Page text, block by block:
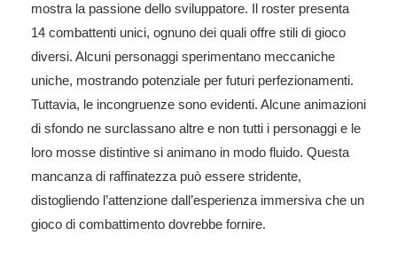
mostra la passione dello sviluppatore. Il roster presenta
14 combattenti unici, ognuno dei quali offre stili di gioco
diversi. Alcuni personaggi sperimentano meccaniche
uniche, mostrando potenziale per futuri perfezionamenti.
Tuttavia, le incongruenze sono evidenti. Alcune animazioni
di sfondo ne surclassano altre e non tutti i personaggi e le
loro mosse distintive si animano in modo fluido. Questa
mancanza di raffinatezza può essere stridente,
distogliendo l’attenzione dall’esperienza immersiva che un
gioco di combattimento dovrebbe fornire.